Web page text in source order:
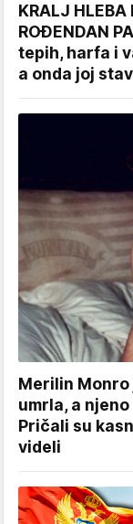
KRALJ HLEBA
ROĐENDAN
tepih, harfa i
a onda joj
Merilin Monro
umrla, a
Pričali su
videli